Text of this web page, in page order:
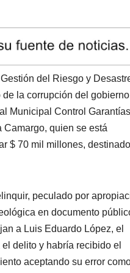
del Riesgo y
la corrupción del gobierno
Municipal Control Garantías
Camargo, quien se está
$ 70 mil millones,
peculado por
en documento
a Luis Eduardo López, el
delito y habría recibido el
aceptando su error